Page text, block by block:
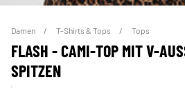
Damen T-Shirts & Tops Tops
FLASH - CAMI-TOP MIT V-
SPITZEN